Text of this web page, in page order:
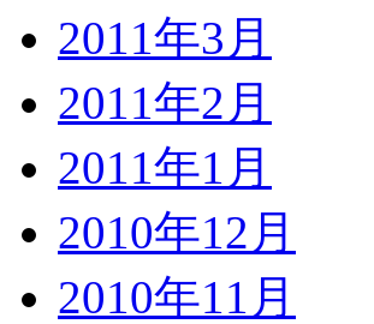
2011年3月
2011年2月
2011年1月
2010年12月
2010年11月